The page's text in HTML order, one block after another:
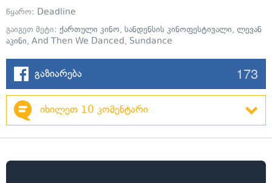
წყარო: Deadline
გაიგეთ მეტი: ქართული კინო, სანდენსის კინოფესტივალი, ლევან
აკინი, And Then We Danced, Sundance
გაზიარება 173
იხილეთ 10 კომენტარი